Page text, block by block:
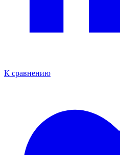
К сравнению